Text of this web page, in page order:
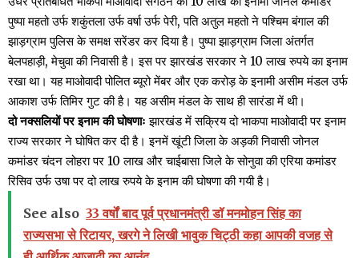
पुष्पा महतो उर्फ शकुंतला उर्फ वर्षा उर्फ पेरी, पति अतुल महतो ने पश्चिम बंगाल की
झाड़ग्राम पुलिस के समक्ष सरेंडर कर दिया है। पुष्पा झाड़ग्राम जिला अंतर्गत
बेलपहाड़ी, मेचुवा की निवासी है। इस पर झारखंड सरकार ने 10 लाख रुपये का इनाम
रखा था। यह माओवादी पोलित ब्यूरो मेंबर और एक करोड़ के इनामी असीम मंडल उर्फ
आकाश उर्फ तिमिर गुट की है। यह असीम मंडल के साथ ही सारंडा में थी।
दो नक्सलियों पर इनाम की घोषणाः झारखंड में सक्रिय दो भाकपा माओवादी पर इनाम
राज्य सरकार ने घोषित कर दी है। इनमें खूंटी जिला के अड़की निवासी जोनल
कमांडर चंदन लोहरा पर 10 लाख और चाईबासा जिले के सोनुवा की एरिया कमांडर
रिसिव उर्फ उषा पर दो लाख रुपये के इनाम की घोषणा की गयी है।
See also 33 वर्षों बाद पूर्व प्रधानमंत्री डॉ मनमोहन सिंह का
राज्यसभा से रिटायर, खरगे ने लिखी भावुक चिट्ठी कहा आपकी वजह से